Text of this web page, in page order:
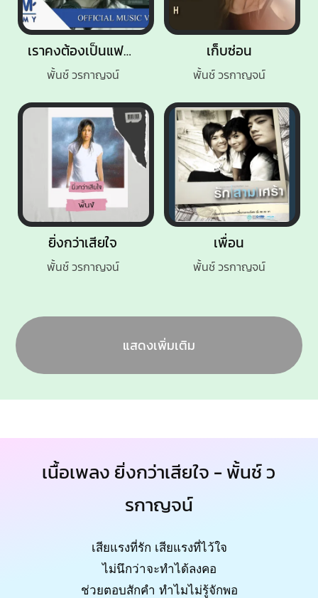
เก็บซ่อน
พั้นช์ วรกาญจน์
เราคงต้องเป็นแฟนกัน
พั้นช์ วรกาญจน์
ยิ่งกว่าเสียใจ
พั้นช์ วรกาญจน์
เพื่อน
พั้นช์ วรกาญจน์
แสดงเพิ่มเติม
เนื้อเพลง ยิ่งกว่าเสียใจ - พั้นช์ ว
รกาญจน์
เสียแรงที่รัก เสียแรงที่ไว้ใจ
ไม่นึกว่าจะทำได้ลงคอ
ช่วยตอบสักคำ ทำไมไม่รู้จักพอ